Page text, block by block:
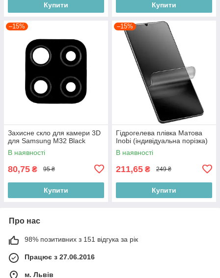
Купити Купити
–15%
Захисне скло для камери 3D
для Samsung M32 Black
В наявності
80,75 ₴ 95 ₴
Купити
–15%
Гідрогелева плівка Матова
Inobi (індивідуальна порізка)
В наявності
211,65 ₴ 249 ₴
Купити
Про нас
98% позитивних з 151 відгука за рік
Працює з 27.06.2016
м. Львів